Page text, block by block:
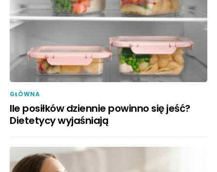
GŁÓWNA
Ile posiłków dziennie powinno się jeść?
Dietetycy wyjaśniają